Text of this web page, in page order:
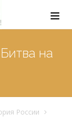
на
России